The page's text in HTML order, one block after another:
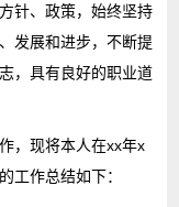
针、政策，始终坚持
发展和进步，不断提
，具有良好的职业道
，现将本人在xx年x
工作总结如下：